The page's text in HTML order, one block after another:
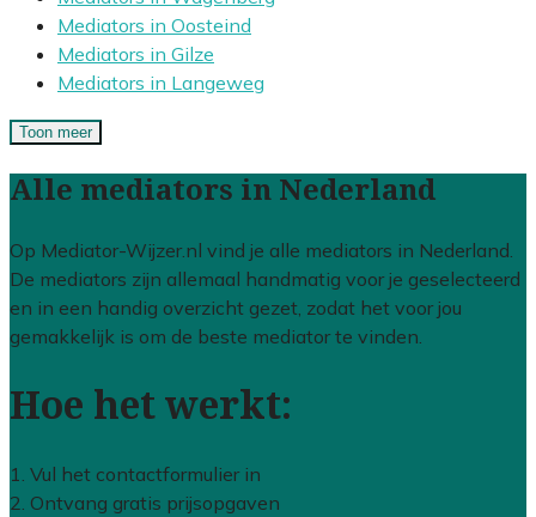
Mediators in Oosteind
Mediators in Gilze
Mediators in Langeweg
Toon meer
Alle mediators in Nederland
Op Mediator-Wijzer.nl vind je alle mediators in Nederland.
De mediators zijn allemaal handmatig voor je geselecteerd
en in een handig overzicht gezet, zodat het voor jou
gemakkelijk is om de beste mediator te vinden.
Hoe het werkt:
1. Vul het contactformulier in
2. Ontvang gratis prijsopgaven